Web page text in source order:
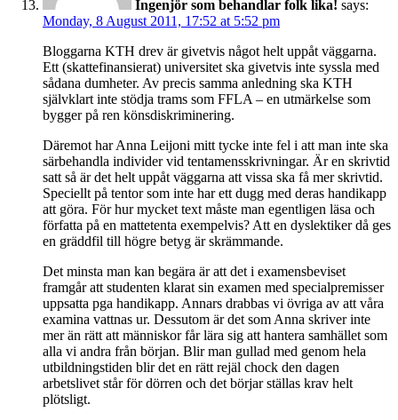
Ingenjör som behandlar folk lika! says:
Monday, 8 August 2011, 17:52 at 5:52 pm
Bloggarna KTH drev är givetvis något helt uppåt väggarna.
Ett (skattefinansierat) universitet ska givetvis inte syssla med
sådana dumheter. Av precis samma anledning ska KTH
självklart inte stödja trams som FFLA – en utmärkelse som
bygger på ren könsdiskriminering.
Däremot har Anna Leijoni mitt tycke inte fel i att man inte ska
särbehandla individer vid tentamensskrivningar. Är en skrivtid
satt så är det helt uppåt väggarna att vissa ska få mer skrivtid.
Speciellt på tentor som inte har ett dugg med deras handikapp
att göra. För hur mycket text måste man egentligen läsa och
författa på en mattetenta exempelvis? Att en dyslektiker då ges
en gräddfil till högre betyg är skrämmande.
Det minsta man kan begära är att det i examensbeviset
framgår att studenten klarat sin examen med specialpremisser
uppsatta pga handikapp. Annars drabbas vi övriga av att våra
examina vattnas ur. Dessutom är det som Anna skriver inte
mer än rätt att människor får lära sig att hantera samhället som
alla vi andra från början. Blir man gullad med genom hela
utbildningstiden blir det en rätt rejäl chock den dagen
arbetslivet står för dörren och det börjar ställas krav helt
plötsligt.